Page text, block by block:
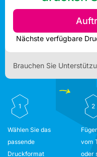
Brauchen Sie
1
Wählen Sie das
passende
Druckformat
2
vom
oder